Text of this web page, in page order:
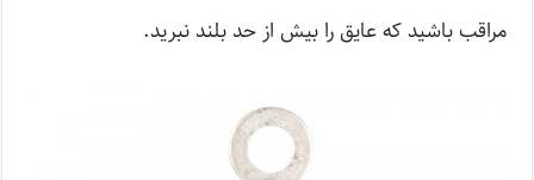
مراقب باشید که عایق را بیش از حد بلند نبرید.